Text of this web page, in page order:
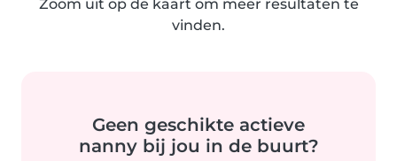
Zoom uit op de kaart om meer resultaten te
vinden.
Geen geschikte actieve
nanny bij jou in de buurt?